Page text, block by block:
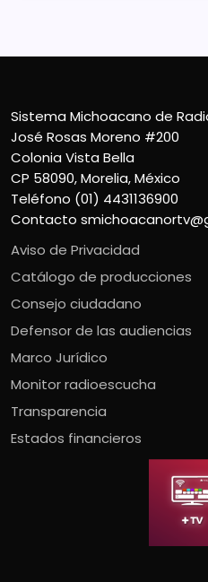
Sistema Michoacano de
José Rosas Moreno #200
Colonia Vista Bella
CP 58090, Morelia, México
Teléfono (01) 4431136900
Contacto
Aviso de Privacidad
Catálogo de producciones
Consejo ciudadano
Defensor de las audiencias
Marco Jurídico
Monitor radioescucha
Transparencia
Estados financieros